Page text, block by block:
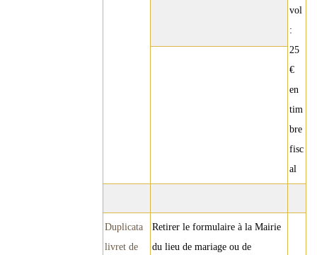
vol
:
25
€
en
tim
bre
fisc
al
Duplicata
livret de
Retirer le formulaire à la Mairie
du lieu de mariage ou de